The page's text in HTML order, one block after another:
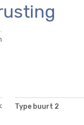
Type buurt 2